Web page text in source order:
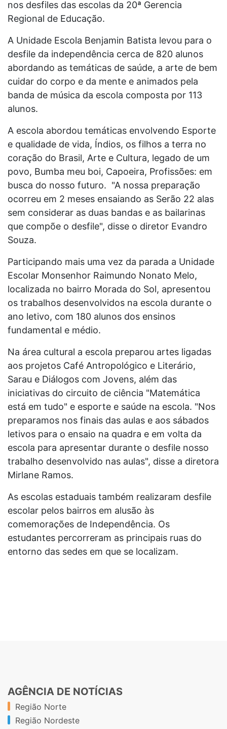
nos desfiles das escolas da 20ª Gerencia
Regional de Educação.
A Unidade Escola Benjamin Batista levou para o
desfile da independência cerca de 820 alunos
abordando as temáticas de saúde, a arte de bem
cuidar do corpo e da mente e animados pela
banda de música da escola composta por 113
alunos.
A escola abordou temáticas envolvendo Esporte
e qualidade de vida, Índios, os filhos a terra no
coração do Brasil, Arte e Cultura, legado de um
povo, Bumba meu boi, Capoeira, Profissões: em
busca do nosso futuro. "A nossa preparação
ocorreu em 2 meses ensaiando as Serão 22 alas
sem considerar as duas bandas e as bailarinas
que compõe o desfile", disse o diretor Evandro
Souza.
Participando mais uma vez da parada a Unidade
Escolar Monsenhor Raimundo Nonato Melo,
localizada no bairro Morada do Sol, apresentou
os trabalhos desenvolvidos na escola durante o
ano letivo, com 180 alunos dos ensinos
fundamental e médio.
Na área cultural a escola preparou artes ligadas
aos projetos Café Antropológico e Literário,
Sarau e Diálogos com Jovens, além das
iniciativas do circuito de ciência "Matemática
está em tudo" e esporte e saúde na escola. "Nos
preparamos nos finais das aulas e aos sábados
letivos para o ensaio na quadra e em volta da
escola para apresentar durante o desfile nosso
trabalho desenvolvido nas aulas", disse a diretora
Mirlane Ramos.
As escolas estaduais também realizaram desfile
escolar pelos bairros em alusão às
comemorações de Independência. Os
estudantes percorreram as principais ruas do
entorno das sedes em que se localizam.
AGÊNCIA DE NOTÍCIAS
Região Norte
Região Nordeste